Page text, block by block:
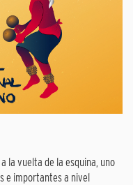
la vuelta de la esquina, uno
e importantes a nivel